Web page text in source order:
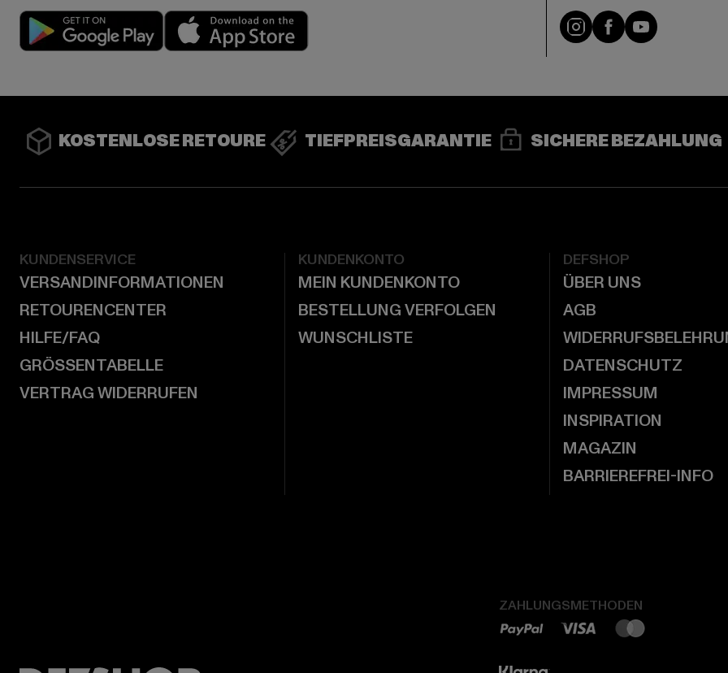
Play market Instagram
FacebookYouTube
KOSTENLOSE RETOURE TIEFPREISGARANTIE SICHERE BEZAHLUNG
KUNDENSERVICE
VERSANDINFORMATIONEN
RETOURENCENTER
HILFE/FAQ
GRÖSSENTABELLE
VERTRAG WIDERRUFEN
KUNDENKONTO
MEIN KUNDENKONTO
BESTELLUNG VERFOLGEN
WUNSCHLISTE
DEFSHOP
ÜBER UNS
AGB
DATENSCHUTZ
IMPRESSUM
INSPIRATION
MAGAZIN
BARRIEREFREI-INFO
ZAHLUNGSMETHODEN